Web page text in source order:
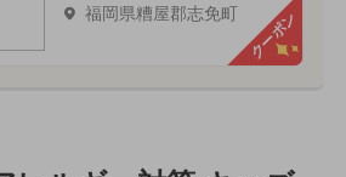
福岡県糟屋郡志免町 クーポン